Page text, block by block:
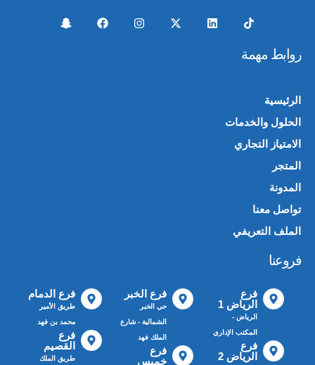
روابط مهمة
الرئيسية
الحلول والخدمات
الامتياز التجاري
المتجر
المدونة
تواصل معنا
الملف التعريفي
فروعنا
فرع
الرياض 1
الرياض -
المكتب الإداري
فرع
الرياض 2
فرع الخبر
حي الخبر
الشمالية - شارع
الملك فهد
فرع
خميس
فرع الدمام
طريق الأمير
محمد بن فهد
فرع
القصيم
طريق الملك